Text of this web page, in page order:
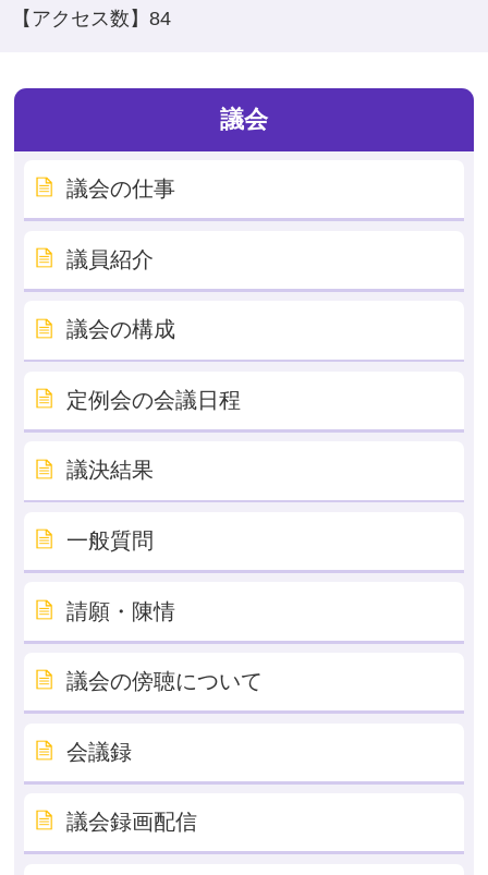
【アクセス数】84
議会
議会の仕事
議員紹介
議会の構成
定例会の会議日程
議決結果
一般質問
請願・陳情
議会の傍聴について
会議録
議会録画配信